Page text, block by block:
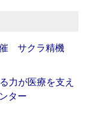
催 サクラ精機
力が医療を支え
ター